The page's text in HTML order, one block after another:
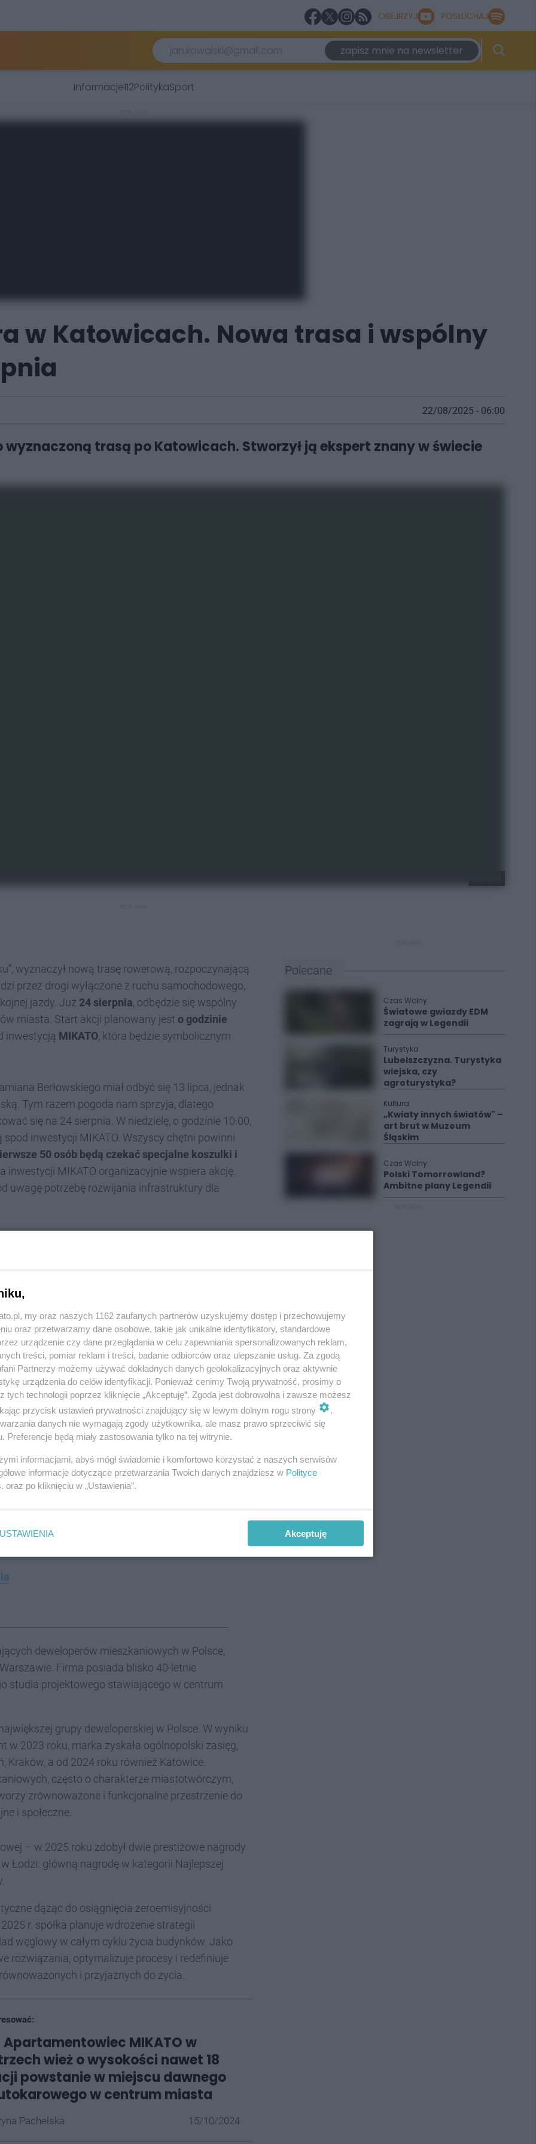
OBEJRZYJ POSŁUCHAJ
zapisz mnie na newsletter
Informacje112PolitykaSport
w Katowicach. Nowa trasa i wspólny
22/08/2025 - 06:00
trasą po Katowicach. Stworzył ją ekspert znany w świecie
wyznaczył nową trasę rowerową, rozpoczynającą
przez drogi wyłączone z ruchu samochodowego,
jazdy. Już 24 sierpnia , odbędzie się wspólny
miasta. Start akcji planowany jest o godzinie
inwestycją MIKATO , która będzie symbolicznym
Berłowskiego miał odbyć się 13 lipca, jednak
Tym razem pogoda nam sprzyja, dlatego
się na 24 sierpnia. W niedzielę, o godzinie 10.00,
inwestycji MIKATO. Wszyscy chętni powinni
50 osób będą czekać specjalne koszulki i
inwestycji MIKATO organizacyjnie wspiera akcję.
uwagę potrzebę rozwijania infrastruktury dla
miasta przyjaznego rowerzystom. Stąd też
ponad 300 miejsc na
nie tylko bezpiecznie
je, dzięki profesjonalnemu wyposażeniu
Kierownik Sprzedaży w Archicom. –
rowerowa przebiega tuż obok naszej
rowerzyści będą mogli nie tylko
serwisować swoje jednoślady w
z uwagi na ciekawy przebieg i walory
Park Powstańców Śląskich, Dolinę Trzech
punktem przejazdu, na którym, w najbliższą
strefa odpoczynku z poczęstunkiem
deweloperów mieszkaniowych w Polsce,
Firma posiada blisko 40-letnie
studia projektowego stawiającego w centrum
grupy deweloperskiej w Polsce. W wyniku
2023 roku, marka zyskała ogólnopolski zasięg,
Kraków, a od 2024 roku również Katowice.
często o charakterze miastotwórczym,
zrównoważone i funkcjonalne przestrzenie do
i społeczne.
– w 2025 roku zdobył dwie prestiżowe nagrody
Łodzi: główną nagrodę w kategorii Najlepszej
dążąc do osiągnięcia zeroemisyjności
r. spółka planuje wdrożenie strategii
węglowy w całym cyklu życia budynków. Jako
rozwiązania, optymalizuje procesy i redefiniuje
i przyjaznych do życia.
MIKATO w
wież o wysokości nawet 18
powstanie w miejscu dawnego
w centrum miasta
Pachelska 15/10/2024
Polecane
Czas Wolny
Światowe gwiazdy EDM
zagrają w Legendii
Turystyka
Lubelszczyzna. Turystyka
wiejska, czy
agroturystyka?
Kultura
„Kwiaty innych światów" –
art brut w Muzeum
Śląskim
Czas Wolny
Polski Tomorrowland?
Ambitne plany Legendii
my oraz naszych 1162 zaufanych partnerów uzyskujemy dostęp i przechowujemy
oraz przetwarzamy dane osobowe, takie jak unikalne identyfikatory, standardowe
urządzenie czy dane przeglądania w celu zapewniania spersonalizowanych reklam,
treści, pomiar reklam i treści, badanie odbiorców oraz ulepszanie usług. Za zgodą
Partnerzy możemy używać dokładnych danych geolokalizacyjnych oraz aktywnie
urządzenia do celów identyfikacji. Ponieważ cenimy Twoją prywatność, prosimy o
tych technologii poprzez kliknięcie „Akceptuję”. Zgoda jest dobrowolna i zawsze możesz
przycisk ustawień prywatności znajdujący się w lewym dolnym rogu strony
.
danych nie wymagają zgody użytkownika, ale masz prawo sprzeciwić się
Preferencje będą miały zastosowania tylko na tej witrynie.
informacjami, abyś mógł świadomie i komfortowo korzystać z naszych serwisów
informacje dotyczące przetwarzania Twoich danych znajdziesz w Polityce
. oraz po kliknięciu w „Ustawienia”.
USTAWIENIA Akceptuję